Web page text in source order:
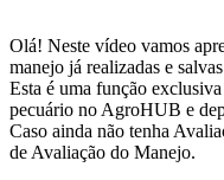
Olá! Neste vídeo vamos
manejo já realizadas e
Esta é uma função
pecuário no AgroHUB e
Caso ainda não tenha
de Avaliação do Manejo.